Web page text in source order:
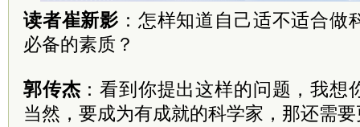
读者崔新影 ：怎样知道自己适不适合做
必备的素质？
郭传杰 ：看到你提出这样的问题，我想
当然，要成为有成就的科学家，那还需